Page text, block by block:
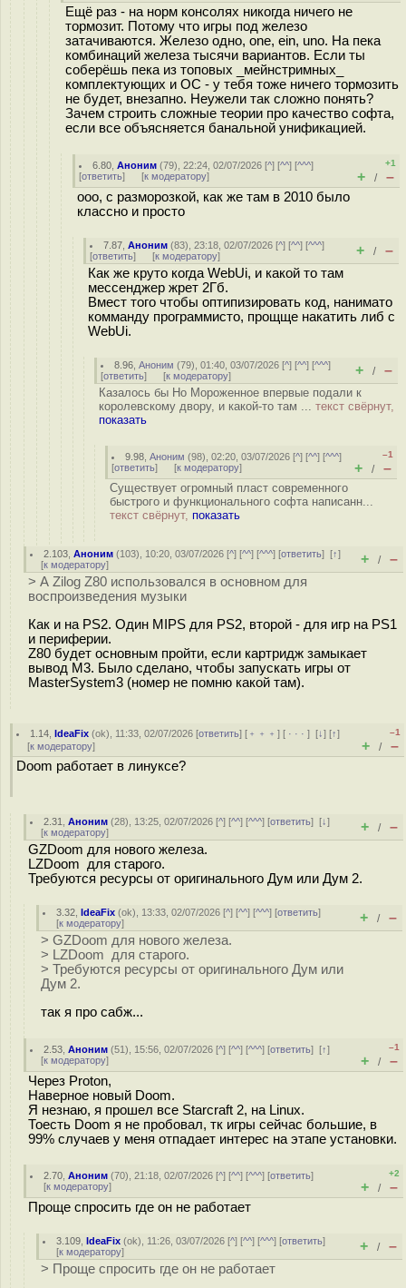
Ещё раз - на норм консолях никогда ничего не
тормозит. Потому что игры под железо
затачиваются. Железо одно, one, ein, uno. На пека
комбинаций железа тысячи вариантов. Если ты
соберёшь пека из топовых _мейнстримных_
комплектующих и ОС - у тебя тоже ничего тормозить
не будет, внезапно. Неужели так сложно понять?
Зачем строить сложные теории про качество софта,
если все объясняется банальной унификацией.
6.80 ,Аноним (79), 22:24, 02/07/2026 [^] [^^] [^^^]
[ответить] [к модератору]
+1
+ / –
ооо, с разморозкой, как же там в 2010 было
классно и просто
7.87 ,Аноним (83), 23:18, 02/07/2026 [^] [^^] [^^^]
[ответить] [к модератору] + / –
Как же круто когда WebUi, и какой то там
мессенджер жрет 2Гб.
Вмест того чтобы оптипизировать код, нанимато
комманду программисто, прощще накатить либ с
WebUi.
8.96 ,Аноним (79), 01:40, 03/07/2026 [^] [^^] [^^^]
[ответить] [к модератору] + / –
Казалось бы Но Мороженное впервые подали к
королевскому двору, и какой-то там ... текст свёрнут,
показать
9.98 ,Аноним (98), 02:20, 03/07/2026 [^] [^^] [^^^]
[ответить] [к модератору]
–1
+ / –
Существует огромный пласт современного
быстрого и функционального софта написанн...
текст свёрнут, показать
2.103 ,Аноним (103), 10:20, 03/07/2026 [^] [^^] [^^^] [ответить][↑]
[к модератору] + / –
> А Zilog Z80 использовался в основном для
воспроизведения музыки
Как и на PS2. Один MIPS для PS2, второй - для игр на PS1
и периферии.
Z80 будет основным пройти, если картридж замыкает
вывод M3. Было сделано, чтобы запускать игры от
MasterSystem3 (номер не помню какой там).
1.14 ,IdeaFix (ok), 11:33, 02/07/2026 [ответить] [ ﹢﹢﹢] [ · · ·][↓] [↑]
[к модератору]
–1
+ / –
Doom работает в линуксе?
2.31 ,Аноним (28), 13:25, 02/07/2026 [^] [^^] [^^^] [ответить][↓]
[к модератору] + / –
GZDoom для нового железа.
LZDoom для старого.
Требуются ресурсы от оригинального Дум или Дум 2.
3.32 ,IdeaFix (ok), 13:33, 02/07/2026 [^] [^^] [^^^] [ответить]
[к модератору] + / –
> GZDoom для нового железа.
> LZDoom для старого.
> Требуются ресурсы от оригинального Дум или
Дум 2.
так я про сабж...
2.53 ,Аноним (51), 15:56, 02/07/2026 [^] [^^] [^^^] [ответить][↑]
[к модератору]
–1
+ / –
Через Proton,
Наверное новый Doom.
Я незнаю, я прошел все Starcraft 2, на Linux.
Тоесть Doom я не пробовал, тк игры сейчас большие, в
99% случаев у меня отпадает интерес на этапе установки.
2.70 ,Аноним (70), 21:18, 02/07/2026 [^] [^^] [^^^] [ответить]
[к модератору]
+2
+ / –
Проще спросить где он не работает
3.109 ,IdeaFix (ok), 11:26, 03/07/2026 [^] [^^] [^^^] [ответить]
[к модератору] + / –
> Проще спросить где он не работает